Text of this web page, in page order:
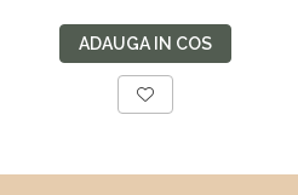
fermitate medie, cu
plasa de arcuri tip
Bonell, fata vara-
iarna, sistem de
Salt Confort
ADAUGA IN COS